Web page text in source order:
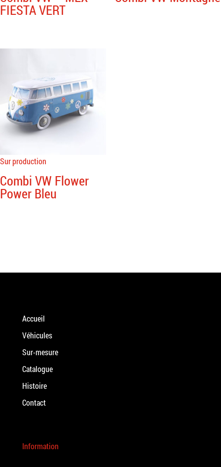
FIESTA VERT
Sur production
Combi VW Flower
Power Bleu
Accueil
Véhicules
Sur-mesure
Catalogue
Histoire
Contact
Information